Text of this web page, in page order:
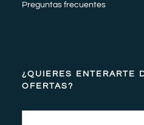
Preguntas frecuentes
¿QUIERES ENTERARTE
OFERTAS?